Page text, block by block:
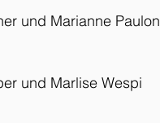
und Marianne Paulon
und Marlise Wespi